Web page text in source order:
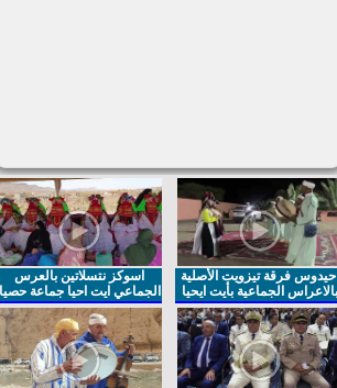
فرقة تيزويت الأصلية
الجماعية بأيت ايحيا
اسوكز نتسلاتين بالعرس
الجماعي ايت احيا جماعة حصيا